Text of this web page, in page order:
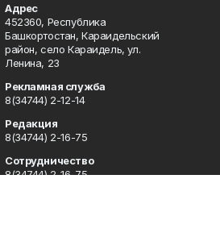
Адрес
452360, Республика
Башкортостан, Караидельский
район, село Караидель, ул.
Ленина, 23
Рекламная служба
8(34744) 2-12-14
Редакция
8(34744) 2-16-75
Сотрудничество
8(34744) 2-16-75